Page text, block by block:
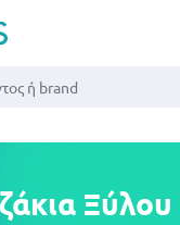
Ξύλου